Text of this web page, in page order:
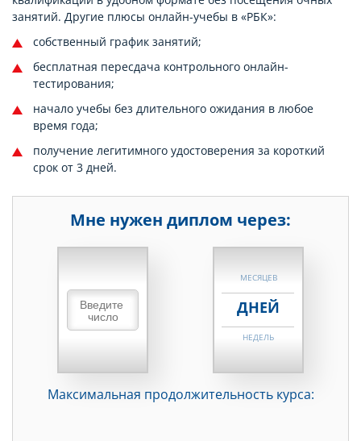
занятий. Другие плюсы онлайн-учебы в «РБК»:
собственный график занятий;
бесплатная пересдача контрольного онлайн-
тестирования;
начало учебы без длительного ожидания в любое
время года;
получение легитимного удостоверения за короткий
срок от 3 дней.
Мне нужен диплом через:
НЕДЕЛЬ
МЕСЯЦЕВ
ДНЕЙ
НЕДЕЛЬ
ДНЕЙ
Максимальная продолжительность курса: